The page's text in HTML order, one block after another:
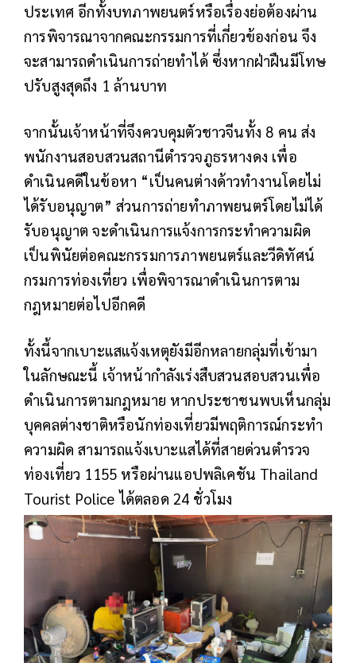
ประเทศ อีกทั้งบทภาพยนตร์หรือเรื่องย่อต้องผ่าน
การพิจารณาจากคณะกรรมการที่เกี่ยวข้องก่อน จึง
จะสามารถดำเนินการถ่ายทำได้ ซึ่งหากฝ่าฝืนมีโทษ
ปรับสูงสุดถึง 1 ล้านบาท
จากนั้นเจ้าหน้าที่จึงควบคุมตัวชาวจีนทั้ง 8 คน ส่ง
พนักงานสอบสวนสถานีตำรวจภูธรหางดง เพื่อ
ดำเนินคดีในข้อหา “เป็นคนต่างด้าวทำงานโดยไม่
ได้รับอนุญาต” ส่วนการถ่ายทำภาพยนตร์โดยไม่ได้
รับอนุญาต จะดำเนินการแจ้งการกระทำความผิด
เป็นพินัยต่อคณะกรรมการภาพยนตร์และวีดิทัศน์
กรมการท่องเที่ยว เพื่อพิจารณาดำเนินการตาม
กฎหมายต่อไปอีกคดี
ทั้งนี้จากเบาะแสแจ้งเหตุยังมีอีกหลายกลุ่มที่เข้ามา
ในลักษณะนี้ เจ้าหน้ากำลังเร่งสืบสวนสอบสวนเพื่อ
ดำเนินการตามกฎหมาย หากประชาชนพบเห็นกลุ่ม
บุคคลต่างชาติหรือนักท่องเที่ยวมีพฤติการณ์กระทำ
ความผิด สามารถแจ้งเบาะแสได้ที่สายด่วนตำรวจ
ท่องเที่ยว 1155 หรือผ่านแอปพลิเคชัน Thailand
Tourist Police ได้ตลอด 24 ชั่วโมง